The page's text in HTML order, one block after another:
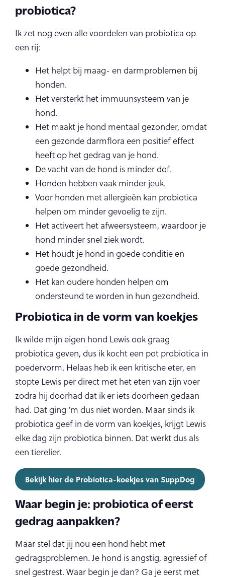
probiotica?
Ik zet nog even alle voordelen van probiotica op
een rij:
Het helpt bij maag- en darmproblemen bij
honden.
Het versterkt het immuunsysteem van je
hond.
Het maakt je hond mentaal gezonder, omdat
een gezonde darmflora een positief effect
heeft op het gedrag van je hond.
De vacht van de hond is minder dof.
Honden hebben vaak minder jeuk.
Voor honden met allergieën kan probiotica
helpen om minder gevoelig te zijn.
Het activeert het afweersysteem, waardoor je
hond minder snel ziek wordt.
Het houdt je hond in goede conditie en
goede gezondheid.
Het kan oudere honden helpen om
ondersteund te worden in hun gezondheid.
Probiotica in de vorm van koekjes
Ik wilde mijn eigen hond Lewis ook graag
probiotica geven, dus ik kocht een pot probiotica in
poedervorm. Helaas heb ik een kritische eter, en
stopte Lewis per direct met het eten van zijn voer
zodra hij doorhad dat ik er iets doorheen gedaan
had. Dat ging ‘m dus niet worden. Maar sinds ik
probiotica geef in de vorm van koekjes, krijgt Lewis
elke dag zijn probiotica binnen. Dat werkt dus als
een tierelier.
Bekijk hier de Probiotica-koekjes van SuppDog
Waar begin je: probiotica of eerst
gedrag aanpakken?
Maar stel dat jij nou een hond hebt met
gedragsproblemen. Je hond is angstig, agressief of
snel gestrest. Waar begin je dan? Ga je eerst met